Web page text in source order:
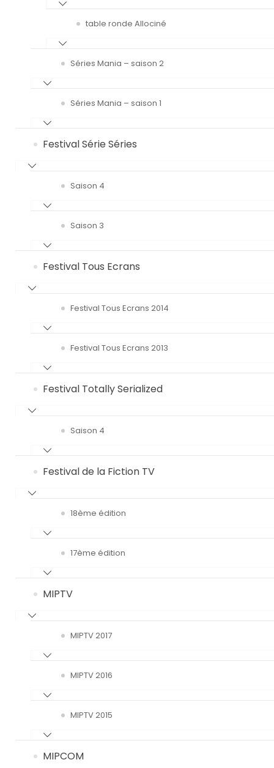
table ronde Allociné
Séries Mania – saison 2
Séries Mania – saison 1
Festival Série Séries
Saison 4
Saison 3
Festival Tous Ecrans
Festival Tous Ecrans 2014
Festival Tous Ecrans 2013
Festival Totally Serialized
Saison 4
Festival de la Fiction TV
18ème édition
17ème édition
MIPTV
MIPTV 2017
MIPTV 2016
MIPTV 2015
MIPCOM